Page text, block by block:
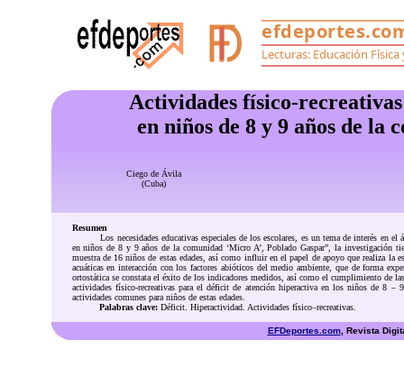
Actividades físico-
en niños de 8 y 9 años de la
Ciego de Ávila
(Cuba)
Resumen
Los necesidades educativas especiales de los escolares, es un tema de interés
en niños de 8 y 9 años de la comunidad ‘Micro A’, Poblado Gaspar”, la investigación
muestra de 16 niños de estas edades, así como influir en el papel de apoyo que realiza
acuáticas en interacción con los factores abióticos del medio ambiente, que de forma
ortostática se constata el éxito de los indicadores medidos, así como el cumplimiento de
actividades físico-recreativas para el déficit de atención hiperactiva en los niños de 8
actividades comunes para niños de estas edades.
Palabras clave:Déficit. Hiperactividad. Actividades físico–recreativas.
EFDeportes.com, Revista